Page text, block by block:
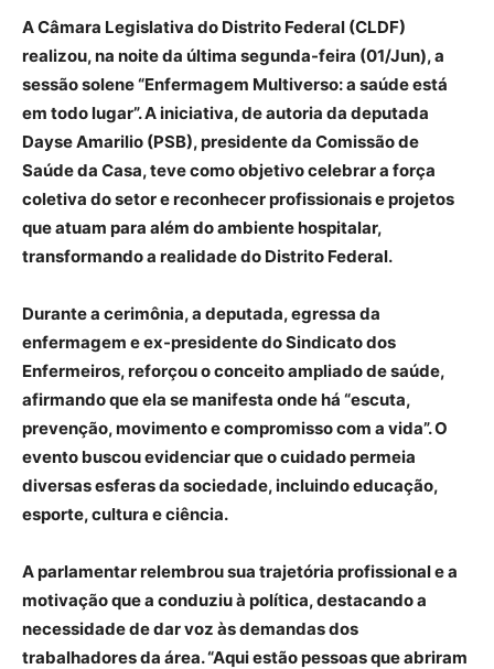
A Câmara Legislativa do Distrito Federal (CLDF)
realizou, na noite da última segunda-feira (01/Jun), a
sessão solene “Enfermagem Multiverso: a saúde está
em todo lugar”. A iniciativa, de autoria da deputada
Dayse Amarilio (PSB), presidente da Comissão de
Saúde da Casa, teve como objetivo celebrar a força
coletiva do setor e reconhecer profissionais e projetos
que atuam para além do ambiente hospitalar,
transformando a realidade do Distrito Federal.
Durante a cerimônia, a deputada, egressa da
enfermagem e ex-presidente do Sindicato dos
Enfermeiros, reforçou o conceito ampliado de saúde,
afirmando que ela se manifesta onde há “escuta,
prevenção, movimento e compromisso com a vida”. O
evento buscou evidenciar que o cuidado permeia
diversas esferas da sociedade, incluindo educação,
esporte, cultura e ciência.
A parlamentar relembrou sua trajetória profissional e a
motivação que a conduziu à política, destacando a
necessidade de dar voz às demandas dos
trabalhadores da área. “Aqui estão pessoas que abriram